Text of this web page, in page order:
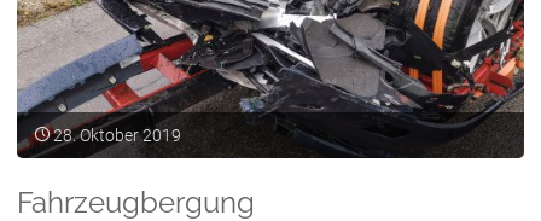
28. Oktober 2019
Fahrzeugbergung